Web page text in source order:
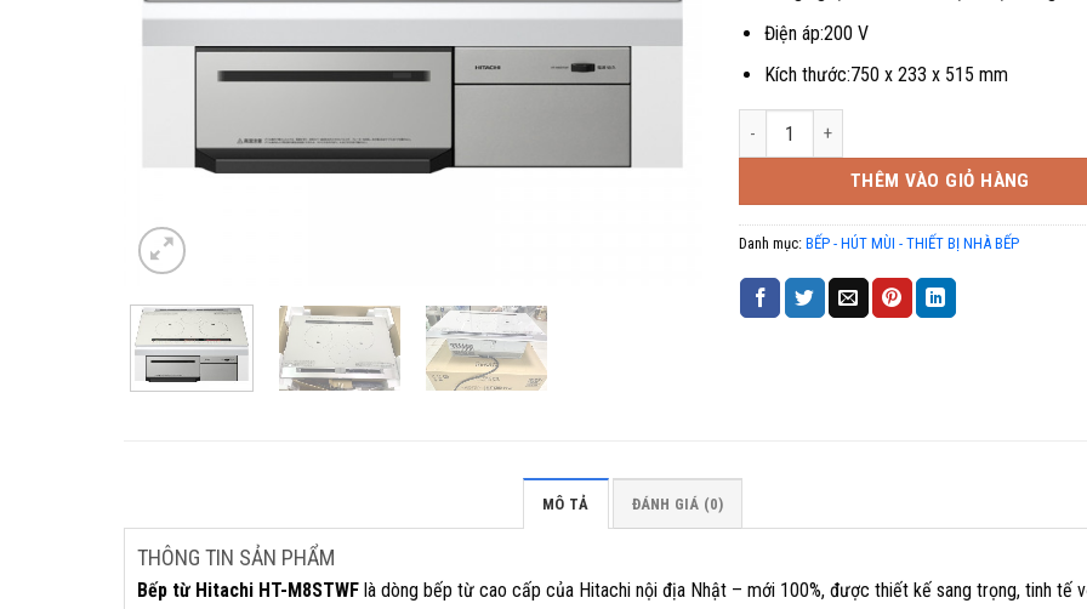
Điện áp:200 V
Kích thước:750 x 233 x 515 mm
BẾP TỪ HITACHI HT- M8STWF số lượng
THÊM VÀO GIỎ HÀNG
Danh mục: BẾP - HÚT MÙI - THIẾT BỊ NHÀ BẾP
MÔ TẢ ĐÁNH GIÁ (0)
THÔNG TIN SẢN PHẨM
Bếp từ Hitachi HT-M8STWF là dòng bếp từ cao cấp của Hitachi nội địa Nhật – mới 100%, được thiết kế sang trọng, tinh tế